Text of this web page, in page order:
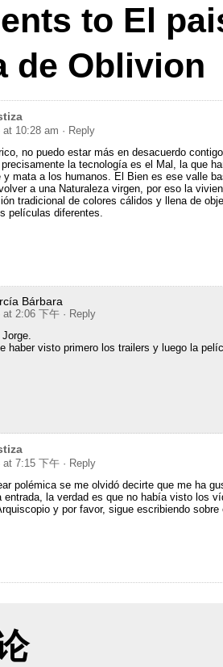
to El
de Oblivion
10:28 am · Reply
, no puedo estar más en desacuerdo
la tecnología es el Mal , la que
y mata a los humanos. El Bien es ese valle
a una Naturaleza virgen, por eso la
tradicional de colores cálidos y llena de
películas diferentes.
Bárbara
at 2:06 下午 · Reply
Jorge.
haber visto primero los trailers y luego la
at 7:15 下午 · Reply
polémica se me olvidó decirte que me ha
entrada, la verdad es que no había visto los
y por favor, sigue escribiendo sobre